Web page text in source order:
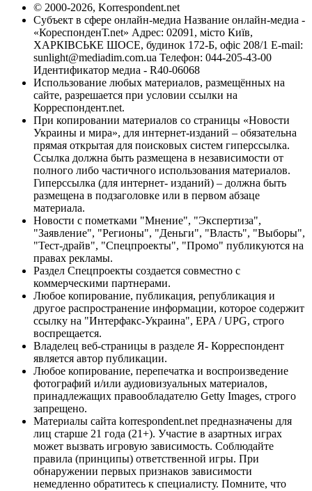
© 2000-2026, Korrespondent.net
Субъект в сфере онлайн-медиа Название онлайн-медиа -
«КореспонденТ.net» Адрес: 02091, місто Київ,
ХАРКІВСЬКЕ ШОСЕ, будинок 172-Б, офіс 208/1 E-mail:
sunlight@mediadim.com.ua Телефон: 044-205-43-00
Идентификатор медиа - R40-06068
Использование любых материалов, размещённых на
сайте, разрешается при условии ссылки на
Корреспондент.net.
При копировании материалов со страницы «Новости
Украины и мира», для интернет-изданий – обязательна
прямая открытая для поисковых систем гиперссылка.
Ссылка должна быть размещена в независимости от
полного либо частичного использования материалов.
Гиперссылка (для интернет- изданий) – должна быть
размещена в подзаголовке или в первом абзаце
материала.
Новости с пометками "Мнение", "Экспертиза",
"Заявление", "Регионы", "Деньги", "Власть", "Выборы",
"Тест-драйв", "Спецпроекты", "Промо" публикуются на
правах рекламы.
Раздел Спецпроекты создается совместно с
коммерческими партнерами.
Любое копирование, публикация, републикация и
другое распространение информации, которое содержит
ссылку на "Интерфакс-Украина", EPA / UPG, строго
воспрещается.
Владелец веб-страницы в разделе Я- Корреспондент
является автор публикации.
Любое копирование, перепечатка и воспроизведение
фотографий и/или аудиовизуальных материалов,
принадлежащих правообладателю Getty Images, строго
запрещено.
Материалы сайта korrespondent.net предназначены для
лиц старше 21 года (21+). Участие в азартных играх
может вызвать игровую зависимость. Соблюдайте
правила (принципы) ответственной игры. При
обнаружении первых признаков зависимости
немедленно обратитесь к специалисту. Помните, что